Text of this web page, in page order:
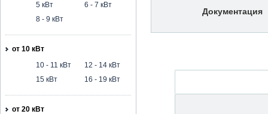
5 кВт
6 - 7 кВт
8 - 9 кВт
от 10 кВт
10 - 11 кВт
12 - 14 кВт
15 кВт
16 - 19 кВт
от 20 кВт
Документация